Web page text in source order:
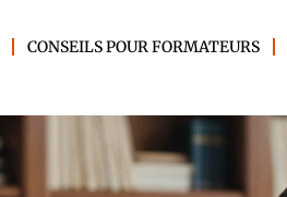
CONSEILS POUR FORMATEURS